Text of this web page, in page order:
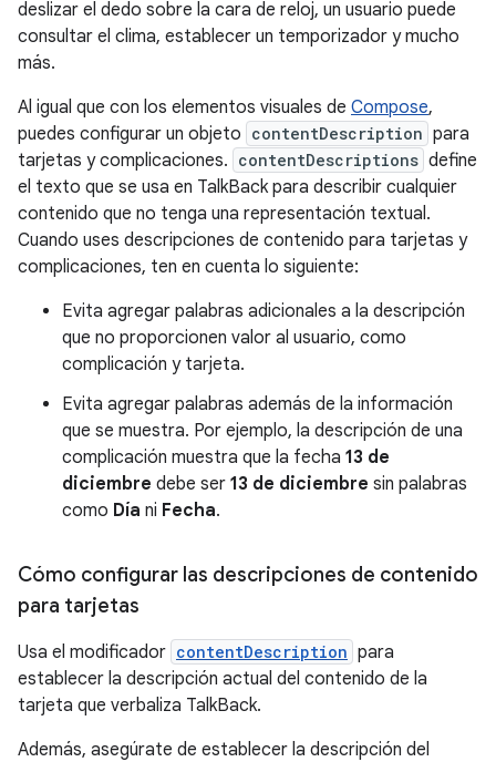
deslizar el dedo sobre la cara de reloj, un usuario puede
consultar el clima, establecer un temporizador y mucho
más.
Al igual que con los elementos visuales de Compose,
puedes configurar un objeto contentDescription para
tarjetas y complicaciones. contentDescriptions define
el texto que se usa en TalkBack para describir cualquier
contenido que no tenga una representación textual.
Cuando uses descripciones de contenido para tarjetas y
complicaciones, ten en cuenta lo siguiente:
Evita agregar palabras adicionales a la descripción
que no proporcionen valor al usuario, como
complicación y tarjeta.
Evita agregar palabras además de la información
que se muestra. Por ejemplo, la descripción de una
complicación muestra que la fecha 13 de
diciembre debe ser 13 de diciembre sin palabras
como Día ni Fecha.
Cómo configurar las descripciones de contenido
para tarjetas
Usa el modificador contentDescription para
establecer la descripción actual del contenido de la
tarjeta que verbaliza TalkBack.
Además, asegúrate de establecer la descripción del